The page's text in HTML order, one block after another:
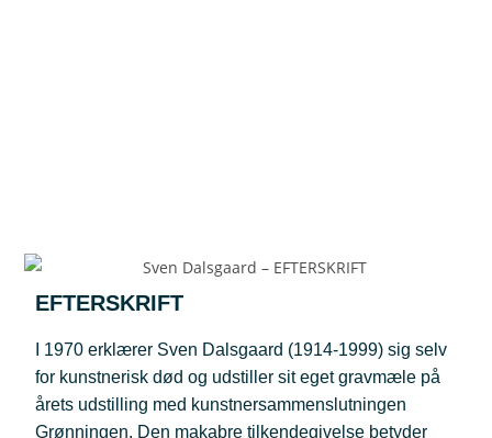
EFTERSKRIFT
I 1970 erklærer Sven Dalsgaard (1914-1999) sig selv
for kunstnerisk død og udstiller sit eget gravmæle på
årets udstilling med kunstnersammenslutningen
Grønningen. Den makabre tilkendegivelse betyder